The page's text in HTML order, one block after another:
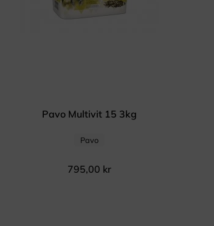
Pavo Multivit 15 3kg
Pavo
795,00 kr